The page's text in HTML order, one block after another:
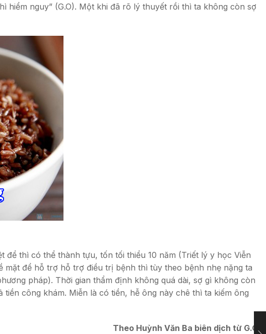
nguy” (G.O). Một khi đã rõ lý thuyết rồi thì ta không còn sợ
thì có thể thành tựu, tốn tối thiểu 10 năm (Triết lý y học Viễn
mặt để hỗ trợ hỗ trợ điều trị bệnh thì tùy theo bệnh nhẹ nặng ta
pháp). Thời gian thẩm định không quá dài, sợ gì không còn
công khám. Miễn là có tiền, hễ ông này chê thì ta kiếm ông
Theo Huỳnh Văn Ba biên dịch từ G.O